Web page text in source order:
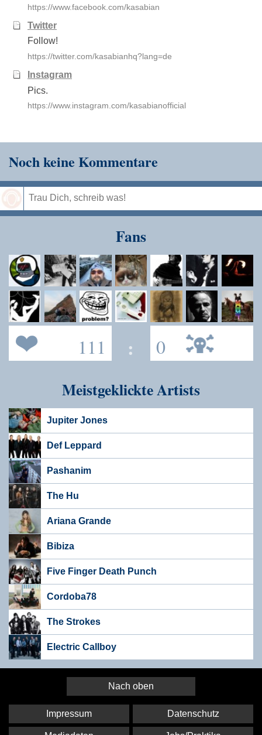
https://www.facebook.com/kasabian
Twitter
Follow!
https://twitter.com/kasabianhq?lang=de
Instagram
Pics.
https://www.instagram.com/kasabianofficial
Noch keine Kommentare
Fans
111 : 0
Meistgeklickte Artists
Jupiter Jones
Def Leppard
Pashanim
The Hu
Ariana Grande
Bibiza
Five Finger Death Punch
Cordoba78
The Strokes
Electric Callboy
Nach oben
Impressum Datenschutz